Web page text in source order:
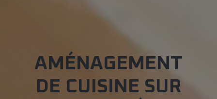
AMÉNAGEMENT
DE CUISINE SUR